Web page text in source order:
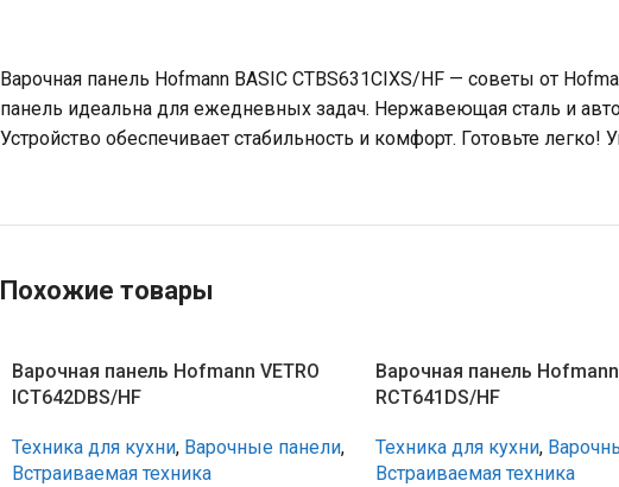
Варочная панель Hofmann BASIC CTBS631CIXS/HF — советы от
панель идеальна для ежедневных задач. Нержавеющая сталь и
Устройство обеспечивает стабильность и комфорт. Готовьте
Похожие товары
Варочная панель Hofmann VETRO
ICT642DBS/HF
Техника для кухни, Варочные панели,
Встраиваемая техника
Варочная панель Hofmann
RCT641DS/HF
Техника для кухни,
Встраиваемая техника